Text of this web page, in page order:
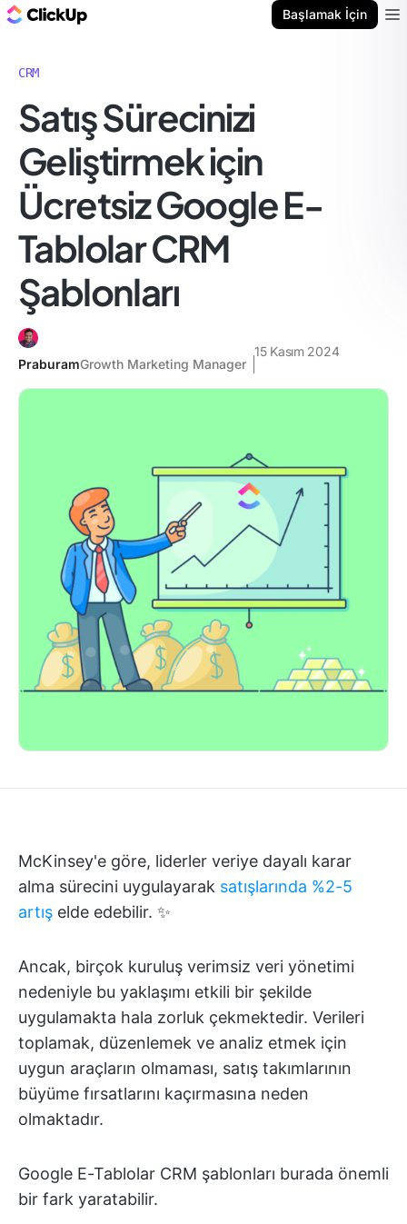
Başlamak İçin
CRM
Satış Sürecinizi
Geliştirmek için
Ücretsiz Google E-
Tablolar CRM
Şablonları
PraburamGrowth Marketing Manager
15 Kasım 2024
McKinsey'e göre, liderler veriye dayalı karar
alma sürecini uygulayarak satışlarında %2-5
artış elde edebilir. ✨
Ancak, birçok kuruluş verimsiz veri yönetimi
nedeniyle bu yaklaşımı etkili bir şekilde
uygulamakta hala zorluk çekmektedir. Verileri
toplamak, düzenlemek ve analiz etmek için
uygun araçların olmaması, satış takımlarının
büyüme fırsatlarını kaçırmasına neden
olmaktadır.
Google E-Tablolar CRM şablonları burada önemli
bir fark yaratabilir.